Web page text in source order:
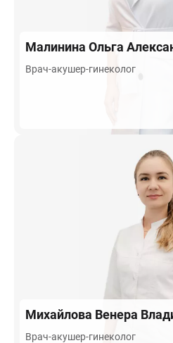
Малинина Ольга
Врач-акушер-гинеколог
Михайлова Венера
Врач-акушер-гинеколог